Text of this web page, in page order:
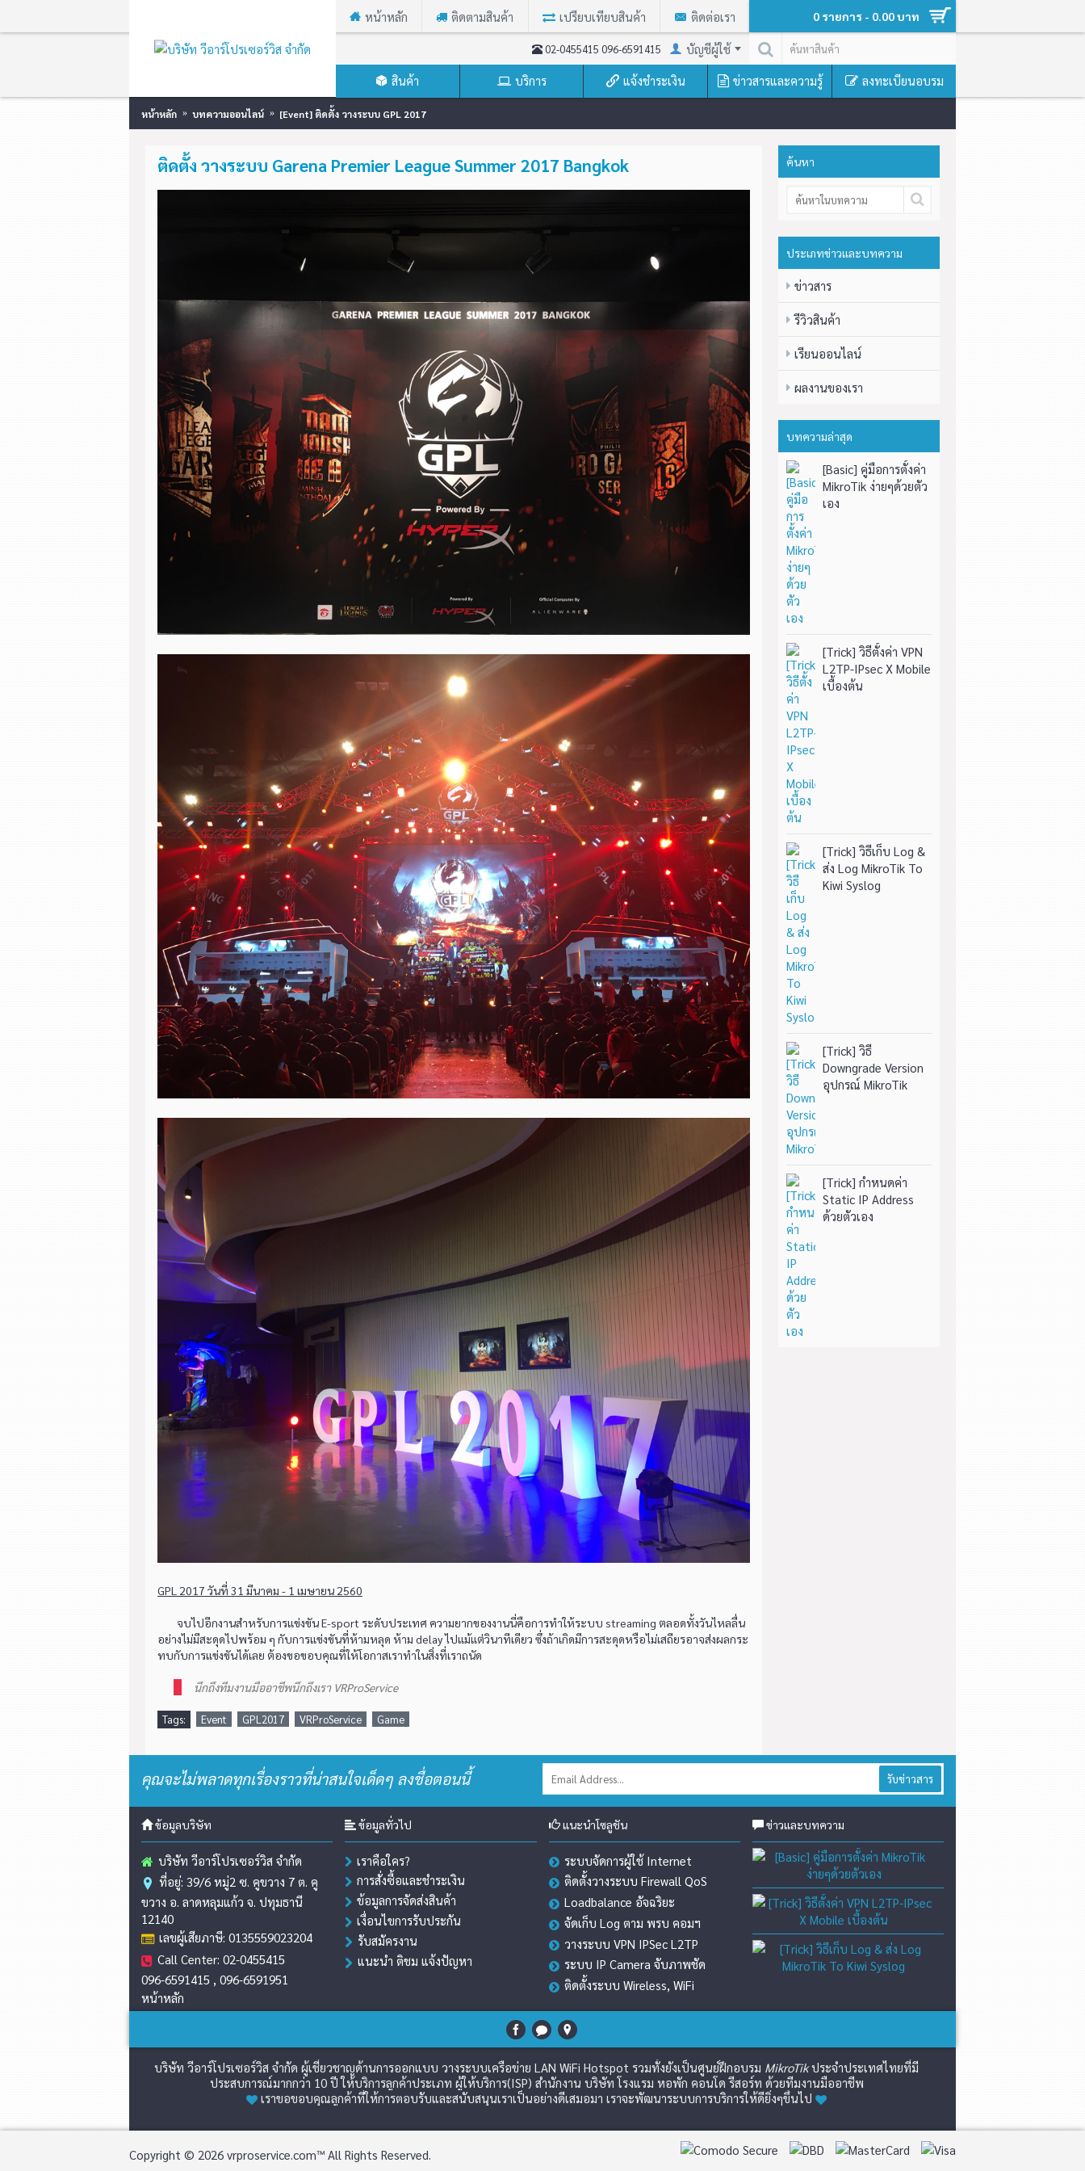
หน้าหลัก ติดตามสินค้า เปรียบเทียบสินค้า ติดต่อเรา 0 รายการ - 0.00 บาท
02-0455415 096-6591415 บัญชีผู้ใช้
สินค้า บริการ แจ้งชำระเงิน ข่าวสารและความรู้ ลงทะเบียนอบรม
หน้าหลัก บทความออนไลน์ [Event] ติดตั้ง วางระบบ GPL 2017
ค้นหา
ประเภทข่าวและบทความ
ข่าวสาร
รีวิวสินค้า
เรียนออนไลน์
ผลงานของเรา
บทความล่าสุด
[Basic] คู่มือการตั้งค่า
MikroTik ง่ายๆด้วยตัว
เอง
[Trick] วิธีตั้งค่า VPN
L2TP-IPsec X Mobile
เบื้องต้น
[Trick] วิธีเก็บ Log &
ส่ง Log MikroTik To
Kiwi Syslog
[Trick] วิธี
Downgrade Version
อุปกรณ์ MikroTik
[Trick] กำหนดค่า
Static IP Address
ด้วยตัวเอง
ติดตั้ง วางระบบ Garena Premier League Summer 2017 Bangkok
GPL 2017 วันที่ 31 มีนาคม - 1 เมษายน 2560
จบไปอีกงานสำหรับการแข่งขัน E-sport ระดับประเทศ ความยากของงานนี่คือการทำให้ระบบ streaming ตลอดทั้งวันไหลลื่น
อย่างไม่มีสะดุดไปพร้อม ๆ กับการแข่งขันที่ห้ามหลุด ห้าม delay ไปแม้แต่วินาทีเดียว ซึ่งถ้าเกิดมีการสะดุดหรือไม่เสถียรอาจส่งผลกระ
ทบกับการแข่งขันได้เลย ต้องขอขอบคุณที่ให้โอกาสเราทำในสิ่งที่เราถนัด
นึกถึงทีมงานมืออาชีพนึกถึงเรา VRProService
Tags: Event GPL2017 VRProService Game
คุณจะไม่พลาดทุกเรื่องราวที่น่าสนใจเด็ดๆ ลงชื่อตอนนี้ รับข่าวสาร
ข้อมูลบริษัท
บริษัท วีอาร์โปรเซอร์วิส จำกัด
ที่อยู่: 39/6 หมู่2 ซ. คูขวาง 7 ต. คู
ขวาง อ. ลาดหลุมแก้ว จ. ปทุมธานี
12140
เลขผู้เสียภาษี: 0135559023204
Call Center: 02-0455415
096-6591415 , 096-6591951
หน้าหลัก
ข้อมูลทั่วไป
เราคือใคร?
การสั่งซื้อและชำระเงิน
ข้อมูลการจัดส่งสินค้า
เงื่อนไขการรับประกัน
รับสมัครงาน
แนะนำ ติชม แจ้งปัญหา
แนะนำโซลูชัน
ระบบจัดการผู้ใช้ Internet
ติดตั้งวางระบบ Firewall QoS
Loadbalance อัจฉริยะ
จัดเก็บ Log ตาม พรบ คอมฯ
วางระบบ VPN IPSec L2TP
ระบบ IP Camera จับภาพชัด
ติดตั้งระบบ Wireless, WiFi
ข่าวและบทความ
บริษัท วีอาร์โปรเซอร์วิส จำกัด ผู้เชี่ยวชาญด้านการออกแบบ วางระบบเครือข่าย LAN WiFi Hotspot รวมทั้งยังเป็นศูนย์ฝึกอบรม MikroTikประจำประเทศไทยที่มี
ประสบการณ์มากกว่า 10 ปี ให้บริการลูกค้าประเภท ผู้ให้บริการ(ISP) สำนักงาน บริษัท โรงแรม หอพัก คอนโด รีสอร์ท ด้วยทีมงานมืออาชีพ
เราขอขอบคุณลูกค้าที่ให้การตอบรับและสนับสนุนเราเป็นอย่างดีเสมอมา เราจะพัฒนาระบบการบริการให้ดียิ่งๆขึ้นไป
Copyright © 2026 vrproservice.com™ All Rights Reserved.